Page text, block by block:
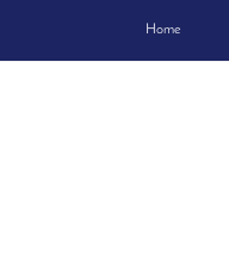
Home